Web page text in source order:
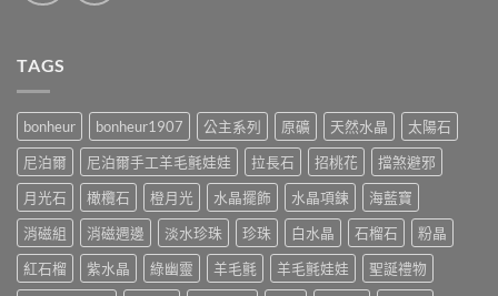
TAGS
bonheur bonheur1907 公主系列 原礦 天然水晶
太陽石
尼泊爾
尼泊爾手工羊毛氈娃娃 拉長石 招桃花
擋煞避邪
月光石
橄欖石 橙月光 水晶擺飾 水晶項鍊
海藍寶
消磁組
消磁週邊 淡水珍珠 珍珠 白水晶 石榴石
粉晶
紅石榴
紫水晶 綠幽靈 羊毛氈 羊毛氈娃娃
聖誕禮物